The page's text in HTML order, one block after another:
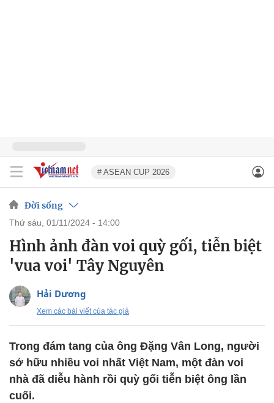
# ASEAN CUP 2026
Đời sống
thứ sáu, 01/11/2024 - 14:00
Hình ảnh đàn voi quỳ gối, tiễn biệt
'vua voi' Tây Nguyên
Hải Dương
Xem các bài viết của tác giả
Trong đám tang của ông Đặng Vân Long, người
sở hữu nhiều voi nhất Việt Nam, một đàn voi
nhà đã diễu hành rồi quỳ gối tiễn biệt ông lần
cuối.